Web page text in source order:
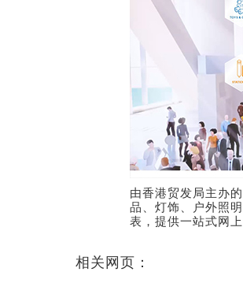
由香港贸发局主办
品、灯饰、户外照
表，提供一站式网上
相关网页：